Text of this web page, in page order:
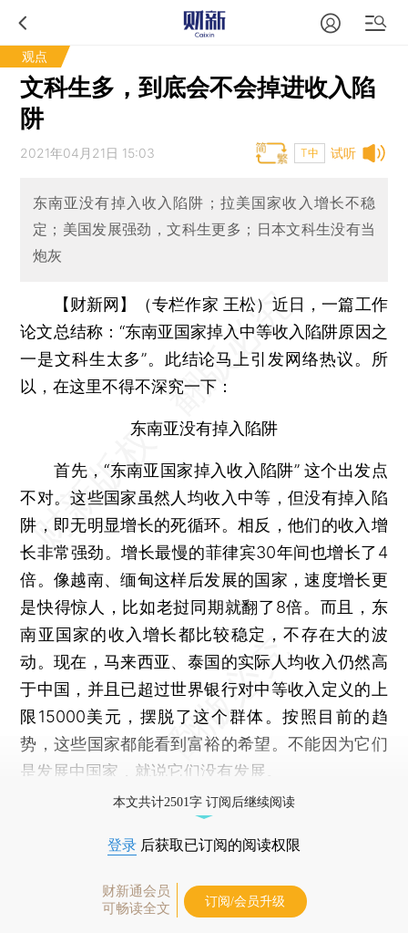
观点
文科生多，到底会不会掉进收入陷
阱
试听
2021年04月21日 15:03 T中
东南亚没有掉入收入陷阱；拉美国家收入增长不稳
定；美国发展强劲，文科生更多；日本文科生没有当
炮灰
【财新网】（专栏作家 王松）近日，一篇工作
论文总结称：“东南亚国家掉入中等收入陷阱原因之
一是文科生太多”。此结论马上引发网络热议。所
以，在这里不得不深究一下：
东南亚没有掉入陷阱
首先，“东南亚国家掉入收入陷阱” 这个出发点
不对。这些国家虽然人均收入中等，但没有掉入陷
阱，即无明显增长的死循环。相反，他们的收入增
长非常强劲。增长最慢的菲律宾30年间也增长了4
倍。像越南、缅甸这样后发展的国家，速度增长更
是快得惊人，比如老挝同期就翻了8倍。而且，东
南亚国家的收入增长都比较稳定，不存在大的波
动。现在，马来西亚、泰国的实际人均收入仍然高
于中国，并且已超过世界银行对中等收入定义的上
限15000美元，摆脱了这个群体。按照目前的趋
势，这些国家都能看到富裕的希望。不能因为它们
是发展中国家，就说它们没有发展。
本文共计2501字 订阅后继续阅读
登录 后获取已订阅的阅读权限
财新通会员
可畅读全文
订阅/会员升级